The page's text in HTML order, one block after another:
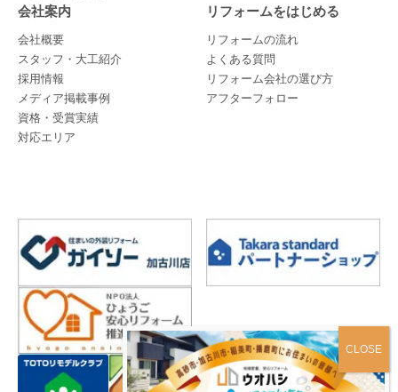
会社案内
会社概要
スタッフ・大工紹介
採用情報
メディア掲載事例
資格・受賞実績
対応エリア
リフォームをはじめる
リフォームの流れ
よくある質問
リフォーム会社の選び方
アフターフォロー